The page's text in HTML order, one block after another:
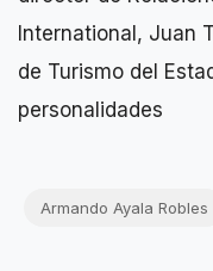
International, Juan
de Turismo del
personalidades
Armando Ayala Robles